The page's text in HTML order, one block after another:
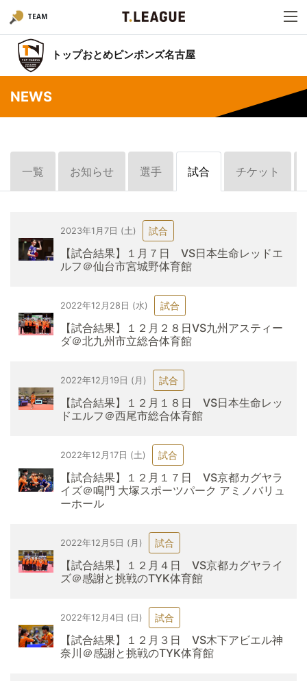
TEAM
トップおとめピンポンズ名古屋
NEWS
一覧 お知らせ 選手 試合 チケット
2023年1月7日 (土) 試合
【試合結果】１月７日 VS日本生命レッドエ
ルフ＠仙台市宮城野体育館
2022年12月28日 (水) 試合
【試合結果】１２月２８日VS九州アスティー
ダ＠北九州市立総合体育館
2022年12月19日 (月) 試合
【試合結果】１２月１８日 VS日本生命レッ
ドエルフ＠西尾市総合体育館
2022年12月17日 (土) 試合
【試合結果】１２月１７日 VS京都カグヤラ
イズ＠鳴門 大塚スポーツパーク アミノバリュ
ーホール
2022年12月5日 (月) 試合
【試合結果】１２月４日 VS京都カグヤライ
ズ＠感謝と挑戦のTYK体育館
2022年12月4日 (日) 試合
【試合結果】１２月３日 VS木下アビエル神
奈川＠感謝と挑戦のTYK体育館